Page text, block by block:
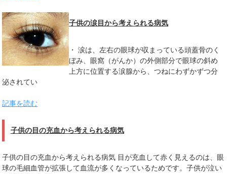
子供の涙目から考えられる病気
・ 涙は、左右の眼球が収まっている頭蓋骨のく
ぼみ、眼窩（がんか）の外側部分で眼球の斜め
上方に位置する涙腺から、つねにわずかずつ分
泌されてい
記事を読む
子供の目の充血から考えられる病気
子供の目の充血から考えられる病気 目が充血して赤く見えるのは、眼
球の毛細血管が拡張して血流が多くなっているためです。子供が泣い